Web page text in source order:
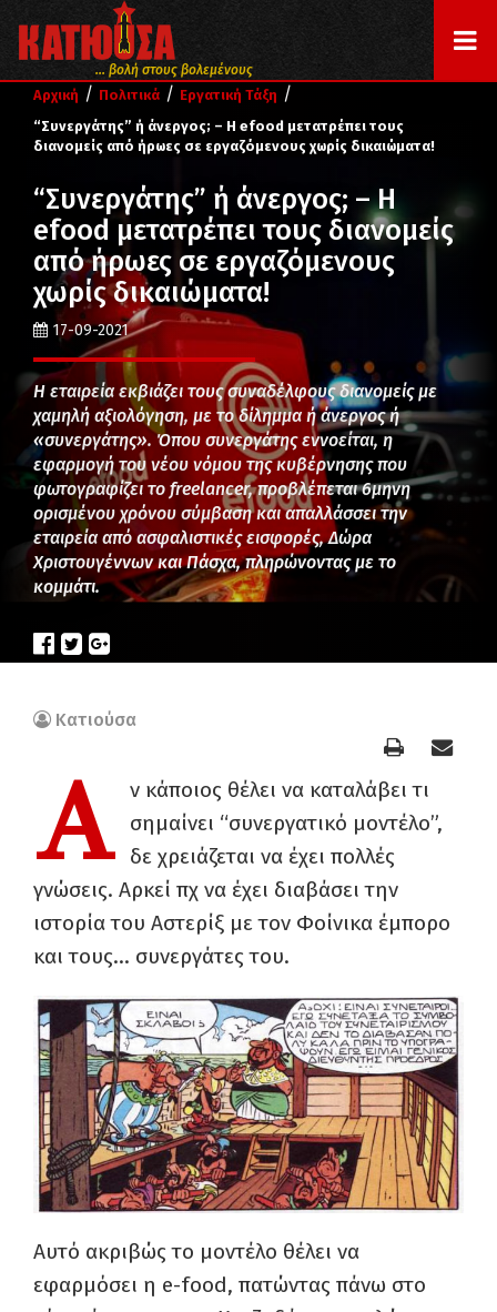
... βολή στους βολεμένους
Αρχική / Πολιτικά / Εργατική Τάξη /
“Συνεργάτης” ή άνεργος; – H efood μετατρέπει τους
διανομείς από ήρωες σε εργαζόμενους χωρίς δικαιώματα!
“Συνεργάτης” ή άνεργος; – H
efood μετατρέπει τους διανομείς
από ήρωες σε εργαζόμενους
χωρίς δικαιώματα!
17-09-2021
Η εταιρεία εκβιάζει τους συναδέλφους διανομείς με
χαμηλή αξιολόγηση, με το δίλημμα ή άνεργος ή
«συνεργάτης». Όπου συνεργάτης εννοείται, η
εφαρμογή του νέου νόμου της κυβέρνησης που
φωτογραφίζει το freelancer, προβλέπεται 6μηνη
ορισμένου χρόνου σύμβαση και απαλλάσσει την
εταιρεία από ασφαλιστικές εισφορές, Δώρα
Χριστουγέννων και Πάσχα, πληρώνοντας με το
κομμάτι.
Κατιούσα
Α
ν κάποιος θέλει να καταλάβει τι
σημαίνει “συνεργατικό μοντέλο”,
δε χρειάζεται να έχει πολλές
γνώσεις. Αρκεί πχ να έχει διαβάσει την
ιστορία του Αστερίξ με τον Φοίνικα έμπορο
και τους… συνεργάτες του.
Αυτό ακριβώς το μοντέλο θέλει να
εφαρμόσει η e-food, πατώντας πάνω στο